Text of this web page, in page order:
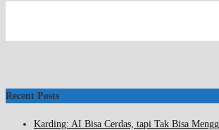
Recent Posts
Karding: AI Bisa Cerdas, tapi Tak Bisa